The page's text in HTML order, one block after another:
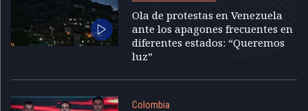
Ola de protestas en Venezuela
ante los apagones frecuentes en
diferentes estados: “Queremos
luz”
Colombia